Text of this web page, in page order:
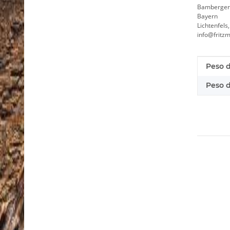
Bayern
valor
Peso
Peso